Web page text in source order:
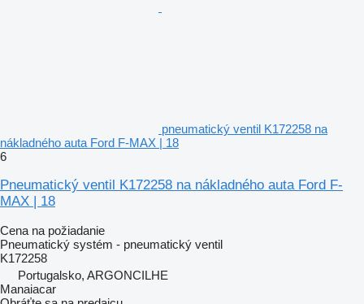
pneumatický ventil K172258 na
nákladného auta Ford F-MAX | 18
6
Pneumatický ventil K172258 na nákladného auta Ford F-
MAX | 18
Cena na požiadanie
Pneumatický systém - pneumatický ventil
K172258
Portugalsko, ARGONCILHE
Manaiacar